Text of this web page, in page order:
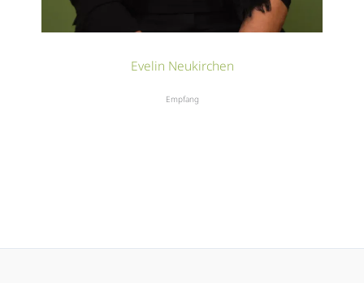
Evelin Neukirchen
Empfang